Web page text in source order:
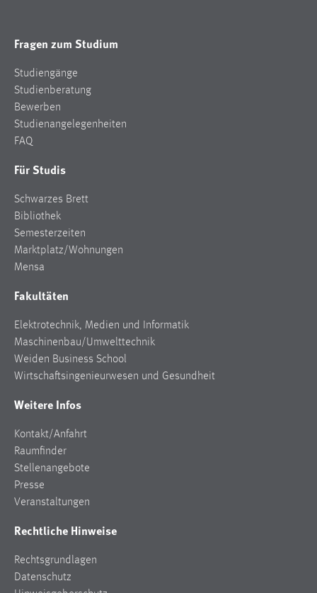
Fragen zum Studium
Studiengänge
Studienberatung
Bewerben
Studienangelegenheiten
FAQ
Für Studis
Schwarzes Brett
Bibliothek
Semesterzeiten
Marktplatz/Wohnungen
Mensa
Fakultäten
Elektrotechnik, Medien und Informatik
Maschinenbau/Umwelttechnik
Weiden Business School
Wirtschaftsingenieurwesen und Gesundheit
Weitere Infos
Kontakt/Anfahrt
Raumfinder
Stellenangebote
Presse
Veranstaltungen
Rechtliche Hinweise
Rechtsgrundlagen
Datenschutz